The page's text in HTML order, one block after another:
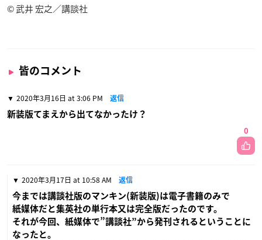
© 武井 宏之／講談社
皆のコメント
2020年3月16日 at 3:06 PM 返信
新装版てまえから出てなかったけ？
0
2020年3月17日 at 10:58 AM 返信
今までは講談社版のマンキン(新装版)は電子書籍のみで
紙媒体だと集英社の単行本又は完全版だったのです。
それが今回、紙媒体で”講談社”から発刊されるということに
なったと。